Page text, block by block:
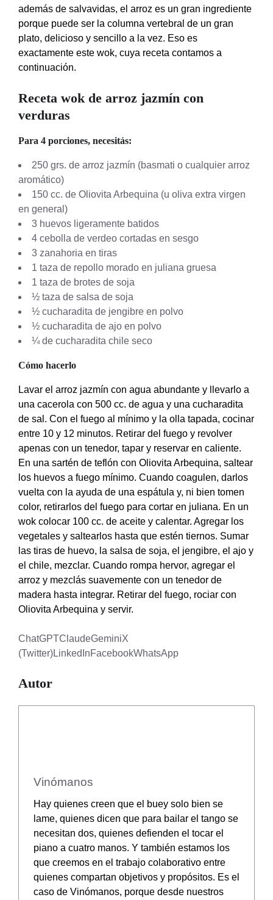
además de salvavidas, el arroz es un gran ingrediente
porque puede ser la columna vertebral de un gran
plato, delicioso y sencillo a la vez. Eso es
exactamente este wok, cuya receta contamos a
continuación.
Receta wok de arroz jazmín con
verduras
Para 4 porciones, necesitás:
250 grs. de arroz jazmín (basmati o cualquier arroz
aromático)
150 cc. de Oliovita Arbequina (u oliva extra virgen
en general)
3 huevos ligeramente batidos
4 cebolla de verdeo cortadas en sesgo
3 zanahoria en tiras
1 taza de repollo morado en juliana gruesa
1 taza de brotes de soja
½ taza de salsa de soja
½ cucharadita de jengibre en polvo
½ cucharadita de ajo en polvo
¼ de cucharadita chile seco
Cómo hacerlo
Lavar el arroz jazmín con agua abundante y llevarlo a
una cacerola con 500 cc. de agua y una cucharadita
de sal. Con el fuego al mínimo y la olla tapada, cocinar
entre 10 y 12 minutos. Retirar del fuego y revolver
apenas con un tenedor, tapar y reservar en caliente.
En una sartén de teflón con Oliovita Arbequina, saltear
los huevos a fuego mínimo. Cuando coagulen, darlos
vuelta con la ayuda de una espátula y, ni bien tomen
color, retirarlos del fuego para cortar en juliana. En un
wok colocar 100 cc. de aceite y calentar. Agregar los
vegetales y saltearlos hasta que estén tiernos. Sumar
las tiras de huevo, la salsa de soja, el jengibre, el ajo y
el chile, mezclar. Cuando rompa hervor, agregar el
arroz y mezclás suavemente con un tenedor de
madera hasta integrar. Retirar del fuego, rociar con
Oliovita Arbequina y servir.
ChatGPTClaudeGeminiX
(Twitter)LinkedInFacebookWhatsApp
Autor
Vinómanos
Hay quienes creen que el buey solo bien se
lame, quienes dicen que para bailar el tango se
necesitan dos, quienes defienden el tocar el
piano a cuatro manos. Y también estamos los
que creemos en el trabajo colaborativo entre
quienes compartan objetivos y propósitos. Es el
caso de Vinómanos, porque desde nuestros